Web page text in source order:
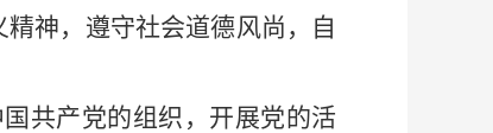
神，遵守社会道德风尚，自
共产党的组织，开展党的活